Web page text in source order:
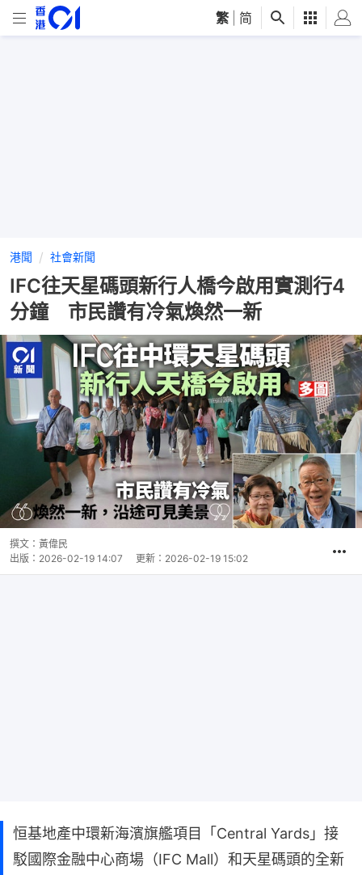
繁 简
港聞 社會新聞
IFC往天星碼頭新行人橋今啟用實測行4
分鐘 市民讚有冷氣煥然一新
撰文： 黃偉民
出版： 2026-02-19 14:07 更新： 2026-02-19 15:02
恒基地產中環新海濱旗艦項目「Central Yards」接
駁國際金融中心商場（IFC Mall）和天星碼頭的全新